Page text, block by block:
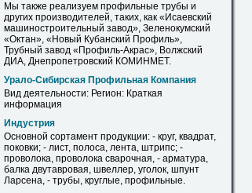
Мы также реализуем профильные трубы и
других производителей, таких, как «Исаевский
машиностроительный завод», Зеленокумский
«Октан», «Новый Кубанский Профиль»,
Трубный завод «Профиль-Акрас», Волжский
ДИА, Днепропетровский КОМИНМЕТ.
Урало-Сибирская Профильная Компания
Вид деятельности: Регион: Краткая
информация
Индустрия
Основной сортамент продукции: - круг, квадрат,
поковки; - лист, полоса, лента, штрипс; -
проволока, проволока сварочная, - арматура,
балка двутавровая, швеллер, уголок, шпунт
Ларсена, - трубы, круглые, профильные.